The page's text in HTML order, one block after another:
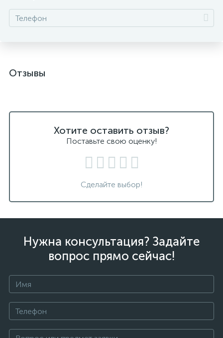
Отзывы
Хотите оставить отзыв?
Поставьте свою оценку!
Сделайте выбор!
Нужна консультация? Задайте
вопрос прямо сейчас!